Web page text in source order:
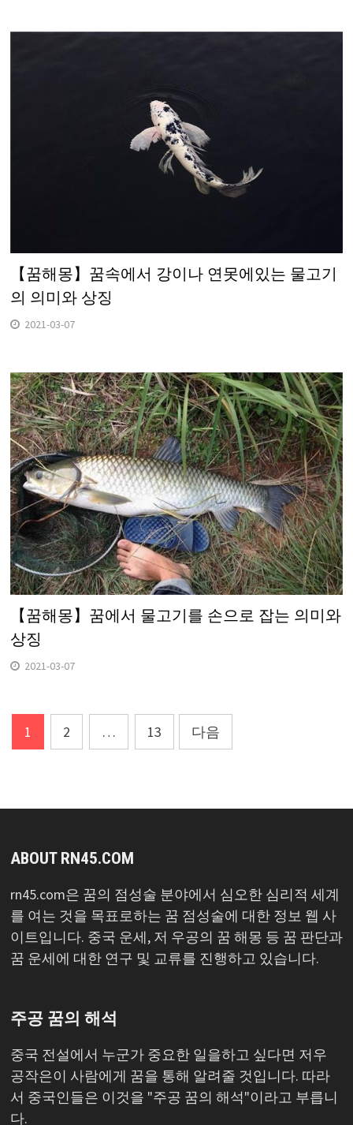
【꿈해몽】꿈속에서 강이나 연못에있는 물고기
의 의미와 상징
2021-03-07
【꿈해몽】꿈에서 물고기를 손으로 잡는 의미와
상징
2021-03-07
글
탐
1 2 … 13 다음
ABOUT RN45.COM
rn45.com은 꿈의 점성술 분야에서 심오한 심리적 세계
를 여는 것을 목표로하는 꿈 점성술에 대한 정보 웹 사
이트입니다. 중국 운세, 저 우공의 꿈 해몽 등 꿈 판단과
꿈 운세에 대한 연구 및 교류를 진행하고 있습니다.
주공 꿈의 해석
중국 전설에서 누군가 중요한 일을하고 싶다면 저우
공작은이 사람에게 꿈을 통해 알려줄 것입니다. 따라
서 중국인들은 이것을 "주공 꿈의 해석"이라고 부릅니
다.